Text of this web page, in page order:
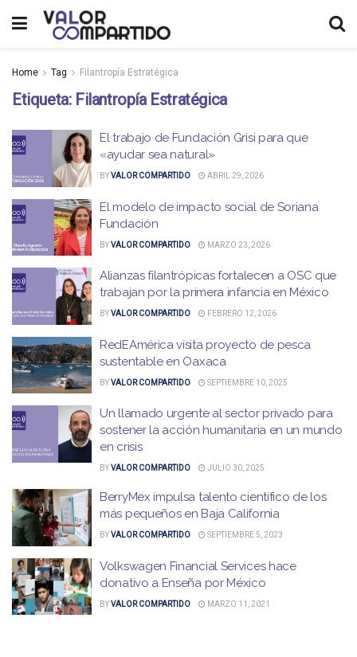
Home Tag Filantropía Estratégica
Etiqueta: Filantropía Estratégica
El trabajo de Fundación Grisi para que
«ayudar sea natural»
BYVALOR COMPARTIDO ABRIL 29, 2026
El modelo de impacto social de Soriana
Fundación
BYVALOR COMPARTIDO MARZO 23, 2026
Alianzas filantrópicas fortalecen a OSC que
trabajan por la primera infancia en México
BYVALOR COMPARTIDO FEBRERO 12, 2026
RedEAmérica visita proyecto de pesca
sustentable en Oaxaca
BYVALOR COMPARTIDO SEPTIEMBRE 10, 2025
Un llamado urgente al sector privado para
sostener la acción humanitaria en un mundo
en crisis
BYVALOR COMPARTIDO JULIO 30, 2025
BerryMex impulsa talento científico de los
más pequeños en Baja California
BYVALOR COMPARTIDO SEPTIEMBRE 5, 2023
Volkswagen Financial Services hace
donativo a Enseña por México
BYVALOR COMPARTIDO MARZO 11, 2021